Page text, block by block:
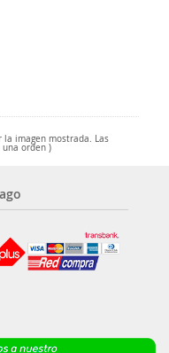
imagen mostrada. Las
orden )